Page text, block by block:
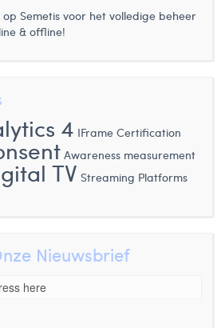
Semetis voor het volledige beheer
& offline!
4 IFrame Certification
Awareness measurement
TV Streaming Platforms
Nieuwsbrief